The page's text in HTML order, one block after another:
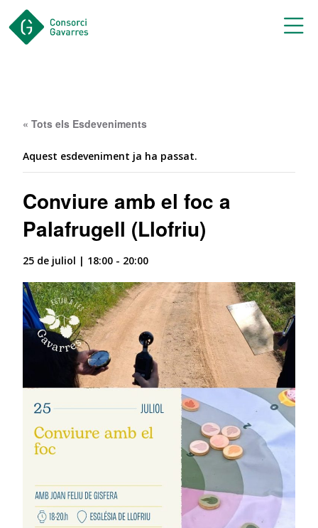
« Tots els Esdeveniments
Aquest esdeveniment ja ha passat.
Conviure amb el foc a
Palafrugell (Llofriu)
25 de juliol | 18:00 - 20:00